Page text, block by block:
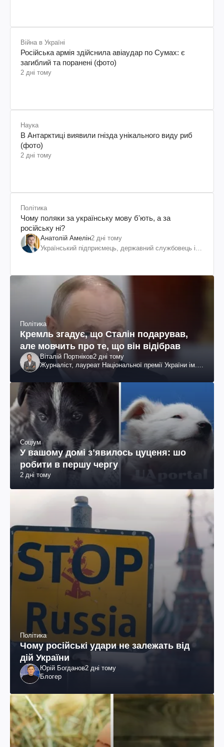
Війна в Україні
Російська армія здійснила авіаудар по Сумах: є
загиблий та поранені (фото)
2 дні тому
Наука
В Антарктиці виявили гнізда унікального виду риб
(фото)
2 дні тому
Політика
Чому поляки за українську мову б'ють, а за
російську ні?
Анатолій Амелін2 дні тому
Український підприємець, державний службовець і
Політика
Кремль згадує, що Сталін подарував,
але мовчить про те, що він відібрав
Віталій Портніков2 дні тому
Журналіст, лауреат Національної премії України ім.
Соціум
У вашому домі зʼявилось цуценя: шо
робити в першу чергу
2 дні тому
Політика
Чому російські удари не залежать від
дій України
Юрій Богданов2 дні тому
Блогер